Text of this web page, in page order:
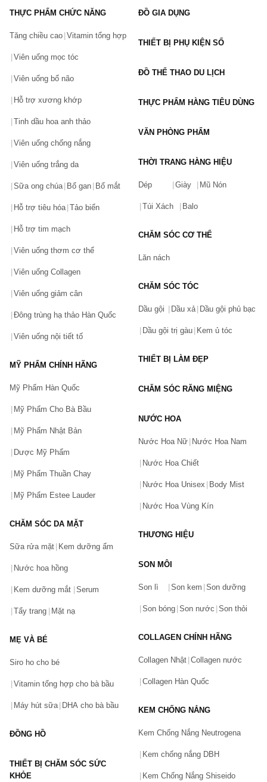
Bạn gặp vấn đề về sản phẩm hay mua hàng?
Hãy báo lỗi cho chúng tôi. Hoặc gọi cho chúng tôi qua số
Vấn đề(*)
THỰC PHẨM CHỨC NĂNG
Tăng chiều cao Vitamin tổng hợp
Viên uống mọc tóc
Viên uống bổ não
Hỗ trợ xương khớp
Tinh dầu hoa anh thảo
Viên uống chống nắng
Viên uống trắng da
Sữa ong chúa Bổ gan Bổ mắt
Hỗ trợ tiêu hóa Tảo biển
Hỗ trợ tim mạch
Viên uống thơm cơ thể
Viên uống Collagen
Viên uống giảm cân
Đông trùng hạ thảo Hàn Quốc
Viên uống nội tiết tố
MỸ PHẨM CHÍNH HÃNG
Mỹ Phẩm Hàn Quốc
Mỹ Phẩm Cho Bà Bầu
Mỹ Phẩm Nhật Bản
Dược Mỹ Phẩm
Mỹ Phẩm Thuần Chay
Mỹ Phẩm Estee Lauder
CHĂM SÓC DA MẶT
Sữa rửa mặt Kem dưỡng ẩm
Nước hoa hồng
Kem dưỡng mắt Serum
Tẩy trang Mặt nạ
MẸ VÀ BÉ
Siro ho cho bé
Vitamin tổng hợp cho bà bầu
Máy hút sữa DHA cho bà bầu
ĐỒNG HỒ
THIẾT BỊ CHĂM SÓC SỨC
KHỎE
ĐỒ GIA DỤNG
THIẾT BỊ PHỤ KIỆN SỐ
ĐỒ THỂ THAO DU LỊCH
THỰC PHẨM HÀNG TIÊU DÙNG
VĂN PHÒNG PHẨM
THỜI TRANG HÀNG HIỆU
Dép Giày Mũ Nón
Túi Xách Balo
CHĂM SÓC CƠ THỂ
Lăn nách
CHĂM SÓC TÓC
Dầu gội Dầu xả Dầu gội phủ bạc
Dầu gội trị gàu Kem ủ tóc
THIẾT BỊ LÀM ĐẸP
CHĂM SÓC RĂNG MIỆNG
NƯỚC HOA
Nước Hoa Nữ Nước Hoa Nam
Nước Hoa Chiết
Nước Hoa Unisex Body Mist
Nước Hoa Vùng Kín
THƯƠNG HIỆU
SON MÔI
Son lì Son kem Son dưỡng
Son bóng Son nước Son thỏi
COLLAGEN CHÍNH HÃNG
Collagen Nhật Collagen nước
Collagen Hàn Quốc
KEM CHỐNG NẮNG
Kem Chống Nắng Neutrogena
Kem chống nắng DBH
Kem Chống Nắng Shiseido